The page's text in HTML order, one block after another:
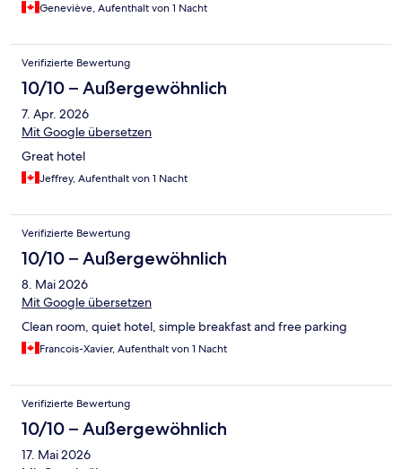
Geneviève, Aufenthalt von 1 Nacht
Verifizierte Bewertung
10/10 – Außergewöhnlich
7. Apr. 2026
Mit Google übersetzen
Great hotel
Jeffrey, Aufenthalt von 1 Nacht
Verifizierte Bewertung
10/10 – Außergewöhnlich
8. Mai 2026
Mit Google übersetzen
Clean room, quiet hotel, simple breakfast and free parking
Francois-Xavier, Aufenthalt von 1 Nacht
Verifizierte Bewertung
10/10 – Außergewöhnlich
17. Mai 2026